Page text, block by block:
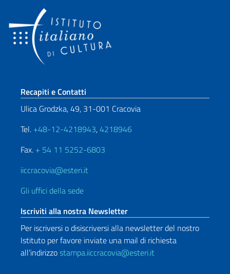
Sezione footer
Recapiti e Contatti
Ulica Grodzka, 49, 31-001 Cracovia
Tel. +48-12-4218943,4218946
Fax. + 54 11 5252-6803
iiccracovia@esteri.it
Gli uffici della sede
Iscriviti alla nostra Newsletter
Per iscriversi o disiscriversi alla newsletter del nostro
Istituto per favore inviate una mail di richiesta
all’indirizzostampa.iiccracovia@esteri.it